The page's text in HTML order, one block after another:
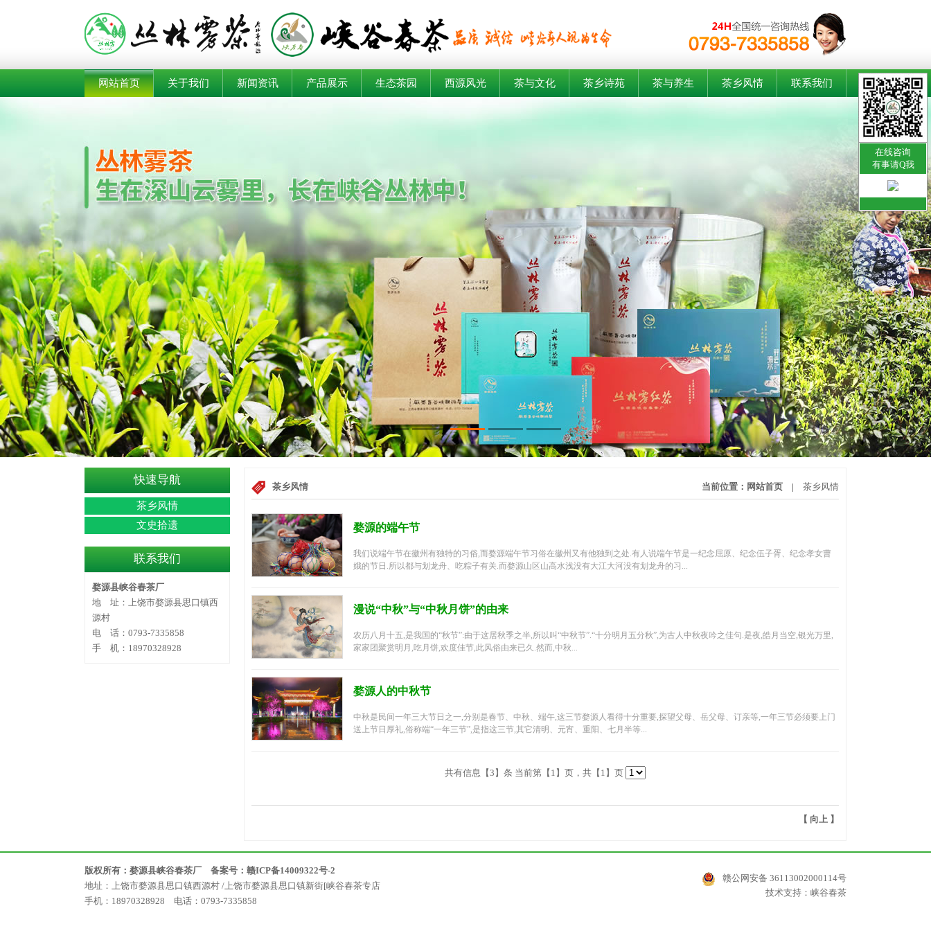
网站首页 关于我们 新闻资讯 产品展示 生态茶园 西源风光 茶与文化 茶乡诗苑 茶与养生 茶乡风情 联系我们
快速导航
茶乡风情
文史拾遗
联系我们
婺源县峡谷春茶厂
地 址：上饶市婺源县思口镇西
源村
电 话：0793-7335858
手 机：18970328928
茶乡风情 当前位置： 网站首页 | 茶乡风情
婺源的端午节
我们说端午节在徽州有独特的习俗,而婺源端午节习俗在徽州又有他独到之处.有人说端午节是一纪念屈原、纪念伍子胥、纪念孝女曹
娥的节日.所以都与划龙舟、吃粽子有关.而婺源山区山高水浅没有大江大河没有划龙舟的习...
漫说“中秋”与“中秋月饼”的由来
农历八月十五,是我国的“秋节”:由于这居秋季之半,所以叫“中秋节”.“十分明月五分秋”,为古人中秋夜吟之佳句.是夜,皓月当空,银光万里,
家家团聚赏明月,吃月饼,欢度佳节,此风俗由来已久.然而,中秋...
婺源人的中秋节
中秋是民间一年三大节日之一,分别是春节、中秋、端午,这三节婺源人看得十分重要,探望父母、岳父母、订亲等,一年三节必须要上门
送上节日厚礼,俗称端“一年三节”,是指这三节,其它清明、元宵、重阳、七月半等...
共有信息【3】条 当前第【1】页，共【1】页
【 向上 】
版权所有：婺源县峡谷春茶厂 备案号： 赣ICP备14009322号-2
地址：上饶市婺源县思口镇西源村 /上饶市婺源县思口镇新街[峡谷春茶专店
手机：18970328928 电话：0793-7335858
赣公网安备 36113002000114号
技术支持： 峡谷春茶
在线咨询
有事请Q我